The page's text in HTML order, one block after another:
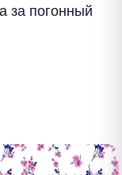
за погонный